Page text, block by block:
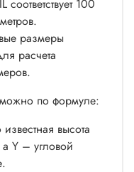
100
размеры
расчета
можно по формуле:
высота
Y – угловой